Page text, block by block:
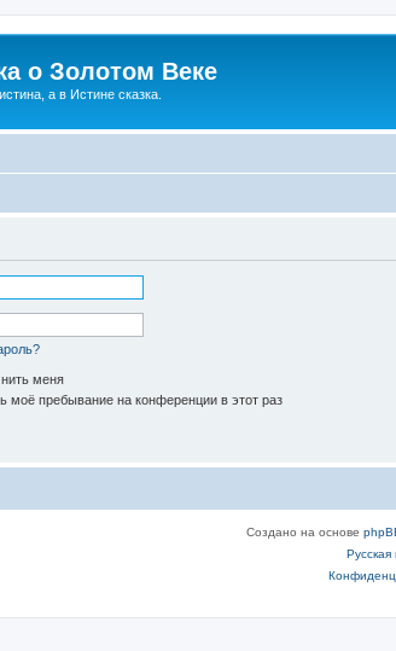
о Золотом Веке
а в Истине сказка.
меня
моё пребывание на конференции в этот раз
Создано на основе